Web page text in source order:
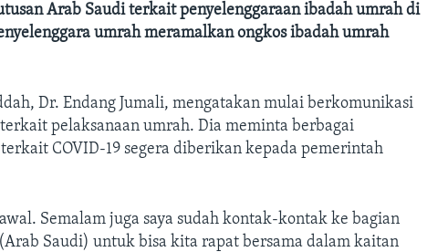
Arab Saudi terkait penyelenggaraan ibadah umrah di
umrah meramalkan ongkos ibadah umrah
Dr. Endang Jumali, mengatakan mulai berkomunikasi
pelaksanaan umrah. Dia meminta berbagai
COVID-19 segera diberikan kepada pemerintah
Semalam juga saya sudah kontak-kontak ke bagian
Saudi) untuk bisa kita rapat bersama dalam kaitan